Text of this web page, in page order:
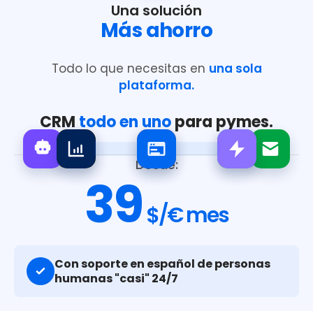
Una solución
Más ahorro
Todo lo que necesitas en una sola
plataforma.
CRM todo en unopara pymes.
Desde:
39$/€ mes
Con soporte en español de personas
humanas "casi" 24/7